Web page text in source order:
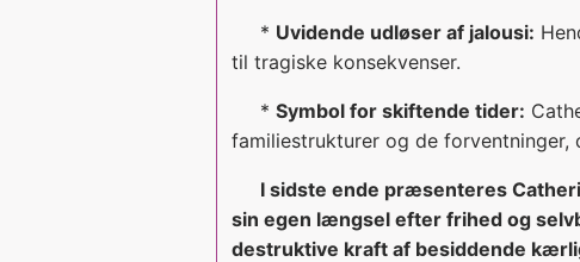
* Uvidende udløser af jalousi:
til tragiske konsekvenser.
* Symbol for skiftende tider:
familiestrukturer og de forventninger,
I sidste ende præsenteres
sin egen længsel efter frihed og
destruktive kraft af besiddende